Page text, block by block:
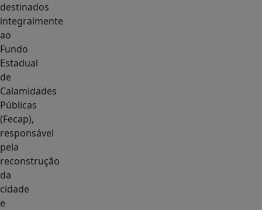
destinados
integralmente
ao
Fundo
Estadual
de
Calamidades
Públicas
(Fecap),
responsável
pela
reconstrução
da
cidade
e